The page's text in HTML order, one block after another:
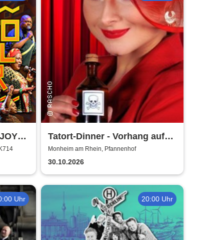
Tatort-Dinner - Vorhang auf
für Mord
Monheim am Rhein, Pfannenhof
30.10.2026
Uhr 20:00 Uhr